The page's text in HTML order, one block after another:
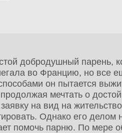
добродушный парень,
во Францию, но все
он пытается
мечтать о
на вид на
Однако его делом
помочь парню. По мере